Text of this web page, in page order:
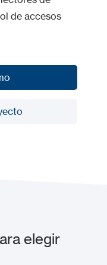
de accesos
elegir